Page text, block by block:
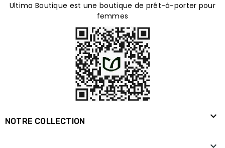
Ultima Boutique est une boutique de prêt-à-porter pour
femmes
NOTRE COLLECTION 